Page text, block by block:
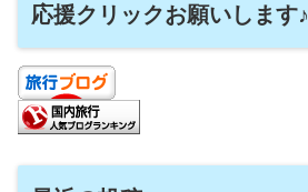
応援クリックお願いします♪